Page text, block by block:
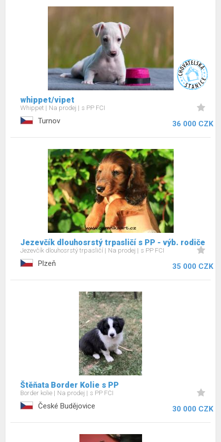
whippet/vipet
Whippet Na prodej s PP FCI
Turnov 36 000 CZK
Jezevčík dlouhosrstý trpasličí s PP - výb. rodiče
Jezevčík dlouhosrstý trpasličí Na prodej s PP FCI
Plzeň 35 000 CZK
Štěňata Border Kolie s PP
Border kolie Na prodej s PP FCI
České Budějovice 30 000 CZK